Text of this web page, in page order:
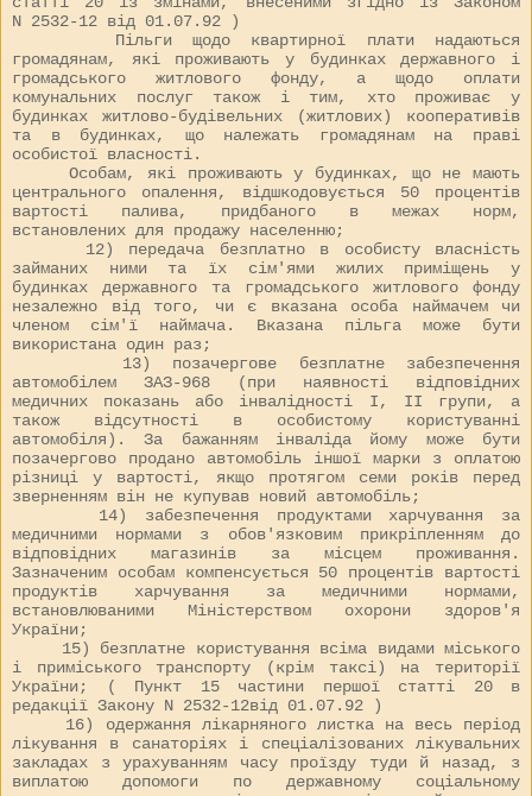
N 2532-12 від 01.07.92 )
Пільги щодо квартирної плати надаються
громадянам, які проживають у будинках державного і
громадського житлового фонду, а щодо оплати
комунальних послуг також і тим, хто проживає у
будинках житлово-будівельних (житлових) кооперативів
та в будинках, що належать громадянам на праві
особистої власності.
Особам, які проживають у будинках, що не мають
центрального опалення, відшкодовується 50 процентів
вартості палива, придбаного в межах норм,
встановлених для продажу населенню;
12) передача безплатно в особисту власність
займаних ними та їх сім'ями жилих приміщень у
будинках державного та громадського житлового фонду
незалежно від того, чи є вказана особа наймачем чи
членом сім'ї наймача. Вказана пільга може бути
використана один раз;
13) позачергове безплатне забезпечення
автомобілем ЗАЗ-968 (при наявності відповідних
медичних показань або інвалідності I, II групи, а
також відсутності в особистому користуванні
автомобіля). За бажанням інваліда йому може бути
позачергово продано автомобіль іншої марки з оплатою
різниці у вартості, якщо протягом семи років перед
зверненням він не купував новий автомобіль;
14) забезпечення продуктами харчування за
медичними нормами з обов'язковим прикріпленням до
відповідних магазинів за місцем проживання.
Зазначеним особам компенсується 50 процентів вартості
продуктів харчування за медичними нормами,
встановлюваними Міністерством охорони здоров'я
України;
15) безплатне користування всіма видами міського
і приміського транспорту (крім таксі) на території
України; ( Пункт 15 частини першої статті 20 в
редакції Закону N 2532-12від 01.07.92 )
16) одержання лікарняного листка на весь період
лікування в санаторіях і спеціалізованих лікувальних
закладах з урахуванням часу проїзду туди й назад, з
виплатою допомоги по державному соціальному